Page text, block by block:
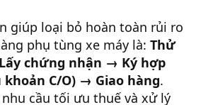
giúp loại bỏ hoàn toàn rủi ro
phụ tùng xe máy là: Thử
chứng nhận → Ký hợp
C/O) → Giao hàng.
nhu cầu tối ưu thuế và xử lý